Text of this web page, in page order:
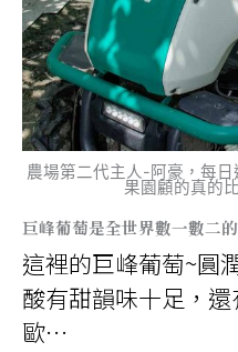
農場第二代主人-阿豪，每日
果園顧的真的
巨峰葡萄是全世界數一數二
這裡的巨峰葡萄~圓
酸有甜韻味十足，
歐…